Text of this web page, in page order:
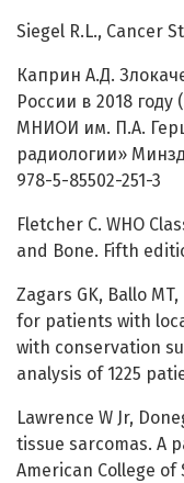
Siegel R.L., Cancer
Каприн А.Д.
России в 2018
МНИОИ им. П.А.
радиологии»
978-5-85502-251-3
Fletcher C. WHO
and Bone. Fifth
Zagars GK, Ballo
for patients with
with conservation
analysis of 1225
Lawrence W Jr,
tissue sarcomas. A
American College of